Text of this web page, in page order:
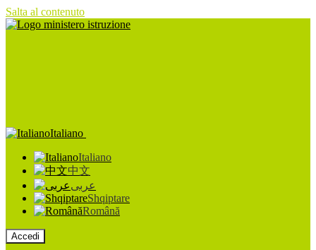
Salta al contenuto
Italiano
Italiano
中文
عربى
Shqiptare
Română
Accedi